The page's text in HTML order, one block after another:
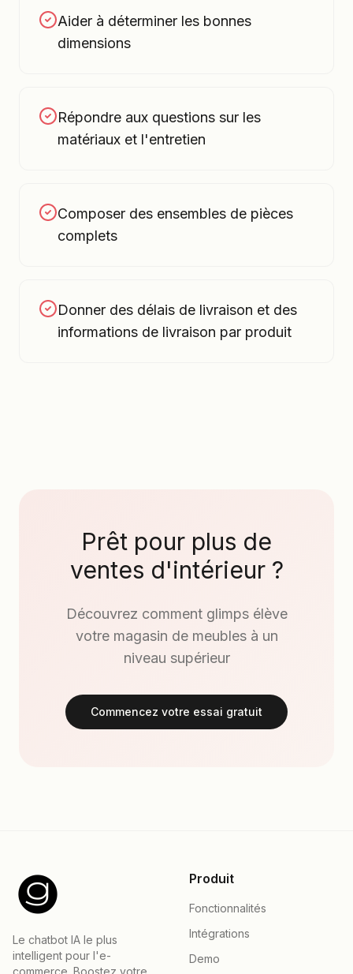
Aider à déterminer les bonnes
dimensions
Répondre aux questions sur les
matériaux et l'entretien
Composer des ensembles de pièces
complets
Donner des délais de livraison et des
informations de livraison par produit
Prêt pour plus de
ventes d'intérieur ?
Découvrez comment glimps élève
votre magasin de meubles à un
niveau supérieur
Commencez votre essai gratuit
Le chatbot IA le plus
intelligent pour l'e-
commerce. Boostez votre
Produit
Fonctionnalités
Intégrations
Demo